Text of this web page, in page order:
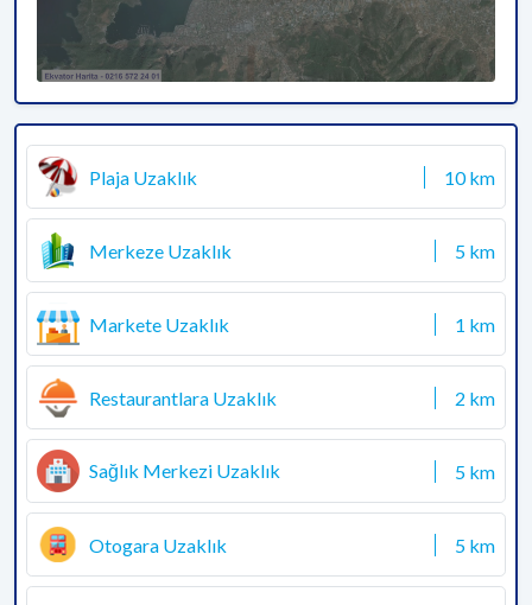
Plaja Uzaklık 10 km
Merkeze Uzaklık 5 km
Markete Uzaklık 1 km
Restaurantlara Uzaklık 2 km
Sağlık Merkezi Uzaklık 5 km
Otogara Uzaklık 5 km